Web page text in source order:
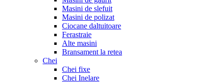
Masini de slefuit
Masini de polizat
Ciocane daltuitoare
Ferastraie
Alte masini
Bransament la retea
Chei
Chei fixe
Chei Inelare